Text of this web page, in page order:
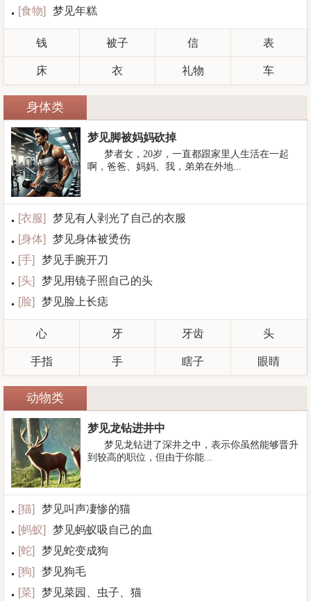
[食物] 梦见年糕
钱 被子 信 表
床 衣 礼物 车
身体类
梦见脚被妈妈砍掉
梦者女，20岁，一直都跟家里人生活在一起
啊，爸爸、妈妈、我，弟弟在外地...
[衣服]
梦见有人剥光了自己的衣服
[身体]
梦见身体被烫伤
[手]
梦见手腕开刀
[头]
梦见用镜子照自己的头
[脸] 梦见脸上长痣
心 牙 牙齿 头
手指 手 瞎子 眼睛
动物类
梦见龙钻进井中
梦见龙钻进了深井之中，表示你虽然能够晋升
到较高的职位，但由于你能...
[猫]
梦见叫声凄惨的猫
[蚂蚁]
梦见蚂蚁吸自己的血
[蛇]
梦见蛇变成狗
[狗]
梦见狗毛
[菜] 梦见菜园、虫子、猫